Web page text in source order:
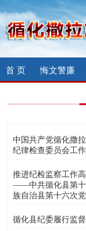
首 页 悔文警廉
中国共产党循化撒
纪律检查委员会工
推进纪检监察工作
——中共循化县第十
族自治县第十六次
循化县纪委履行监